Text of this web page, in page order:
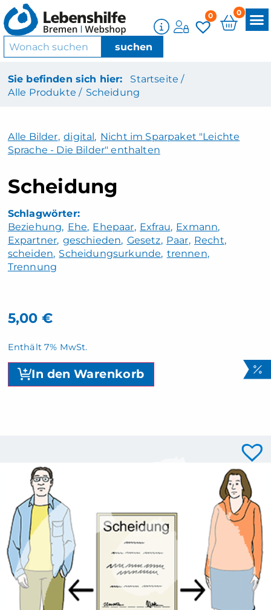
0 0
Sie befinden sich hier:
Startseite /
Alle Produkte / Scheidung
Alle Bilder, digital, Nicht im Sparpaket "Leichte
Sprache - Die Bilder" enthalten
Scheidung
Beziehung Ehe Ehepaar Exfrau Exmann
Expartner geschieden Gesetz Paar Recht
scheiden Scheidungsurkunde trennen
Trennung
5,00 €
Enthält 7% MwSt.
In den Warenkorb